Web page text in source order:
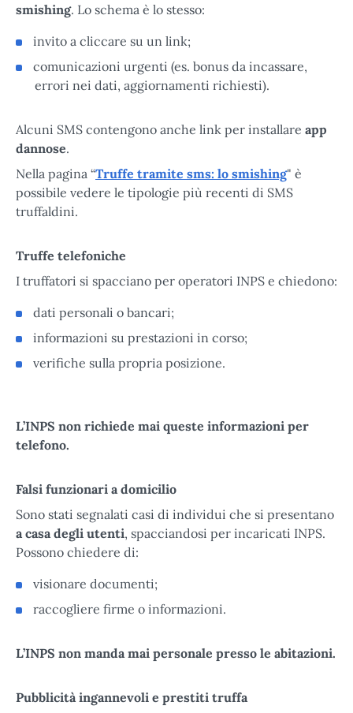
smishing. Lo schema è lo stesso:
invito a cliccare su un link;
comunicazioni urgenti (es. bonus da incassare,
errori nei dati, aggiornamenti richiesti).
Alcuni SMS contengono anche link per installare app
dannose.
Nella pagina “Truffe tramite sms: lo smishing" è
possibile vedere le tipologie più recenti di SMS
truffaldini.
Truffe telefoniche
I truffatori si spacciano per operatori INPS e chiedono:
dati personali o bancari;
informazioni su prestazioni in corso;
verifiche sulla propria posizione.
L’INPS non richiede mai queste informazioni per
telefono.
Falsi funzionari a domicilio
Sono stati segnalati casi di individui che si presentano
a casa degli utenti, spacciandosi per incaricati INPS.
Possono chiedere di:
visionare documenti;
raccogliere firme o informazioni.
L’INPS non manda mai personale presso le abitazioni.
Pubblicità ingannevoli e prestiti truffa